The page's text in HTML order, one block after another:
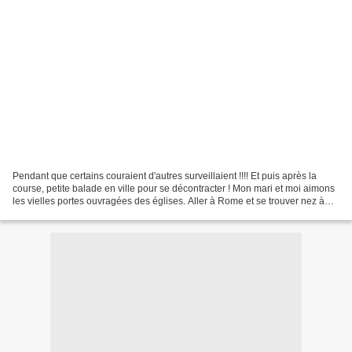
Pendant que certains couraient d'autres surveillaient !!!! Et puis après la
course, petite balade en ville pour se décontracter ! Mon mari et moi aimons
les vielles portes ouvragées des églises. Aller à Rome et se trouver nez à